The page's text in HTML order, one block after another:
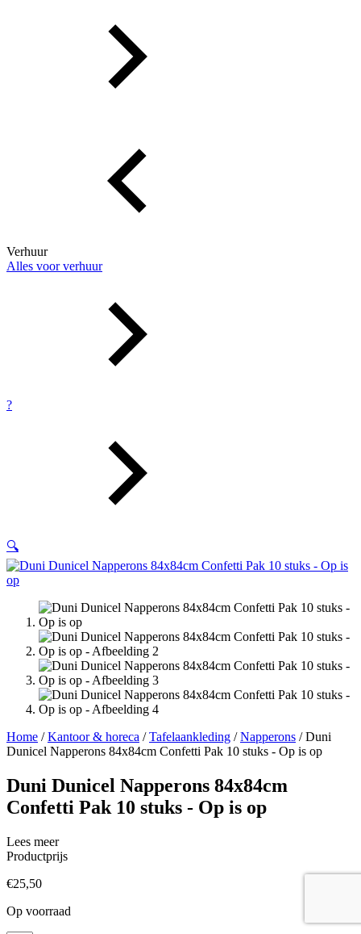
Verhuur
Alles voor verhuur
?
🔍
Home /Kantoor & horeca /Tafelaankleding /Napperons / Duni
Dunicel Napperons 84x84cm Confetti Pak 10 stuks - Op is op
Duni Dunicel Napperons 84x84cm
Confetti Pak 10 stuks - Op is op
Lees meer
Productprijs
€25,50
Op voorraad